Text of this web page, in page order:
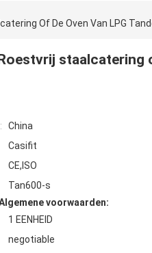
Of De Oven Van LPG
staalcatering
China
Casifit
CE,ISO
Tan600-s
voorwaarden:
1 EENHEID
negotiable